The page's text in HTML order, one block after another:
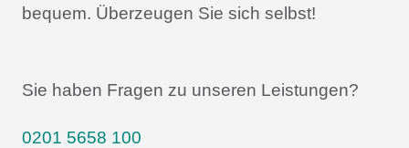
bequem. Überzeugen Sie sich selbst!
Sie haben Fragen zu unseren Leistungen?
0201 5658 100